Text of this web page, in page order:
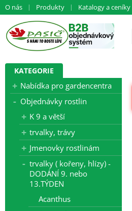
O nás Produkty Katalogy a ceníky
KATEGORIE
Nabídka pro gardencentra
Objednávky rostlin
K 9 a větší
trvalky, trávy
Jmenovky rostlinám
trvalky ( kořeny, hlízy) -
DODÁNÍ 9. nebo
13.TÝDEN
Acanthus